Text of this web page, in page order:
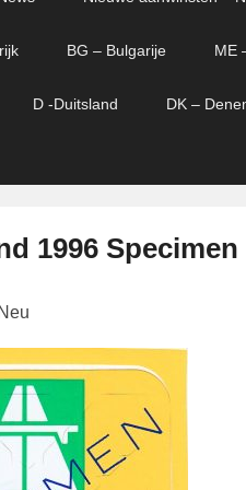
BG – Bulgarije ME
D -Duitsland DK –
1996 Specimen